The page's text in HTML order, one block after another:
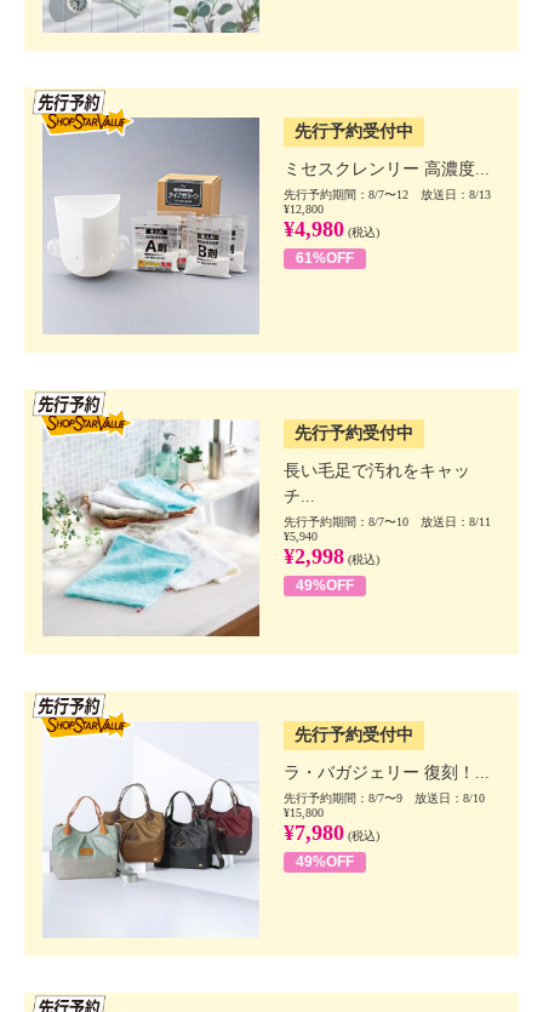
先行予約受付中
ミセスクレンリー 高濃度...
先行予約期間：8/7〜12 放送日：8/13
¥12,800
¥4,980 (税込)
61%OFF
先行予約受付中
長い毛足で汚れをキャッ
チ...
先行予約期間：8/7〜10 放送日：8/11
¥5,940
¥2,998 (税込)
49%OFF
先行予約受付中
ラ・バガジェリー 復刻！...
先行予約期間：8/7〜9 放送日：8/10
¥15,800
¥7,980 (税込)
49%OFF